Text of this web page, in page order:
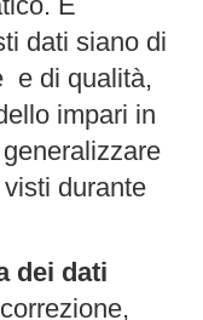
dati siano di
e di qualità,
impari in
durante
dei dati